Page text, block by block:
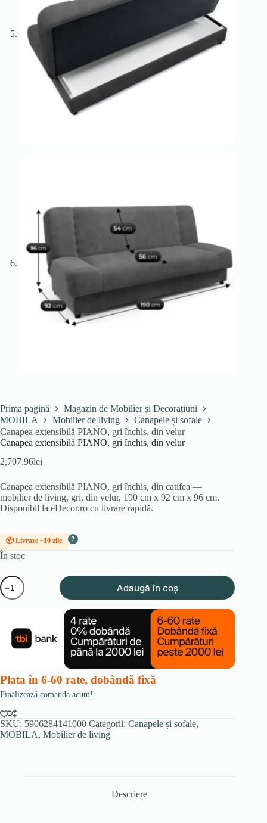
Prima pagină
Magazin de Mobilier și Decorațiuni
MOBILA
Mobilier de living
Canapele și sofale
Canapea extensibilă PIANO, gri închis, din velur
Canapea extensibilă PIANO, gri închis, din velur
2,707.96lei
Canapea extensibilă PIANO, gri închis, din catifea —
mobilier de living, gri, din velur, 190 cm x 92 cm x 96 cm.
Disponibil la eDecor.ro cu livrare rapidă.
📦 Livrare ~10 zile ?
În stoc
Cantitate
Canapea
extensibilă
închis,
velur
Adaugă în coș
Plata în 6-60 rate, dobândă fixă
Finalizează comanda acum!
SKU: 5906284141000 Categorii: Canapele și sofale,
MOBILA, Mobilier de living
Descriere